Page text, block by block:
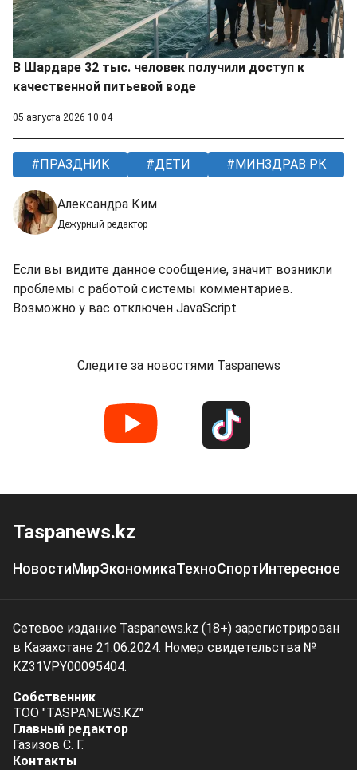
В Шардаре 32 тыс. человек получили доступ к
качественной питьевой воде
05 августа 2026 10:04
ПРАЗДНИК ДЕТИ МИНЗДРАВ РК
Александра Ким
Дежурный редактор
Если вы видите данное сообщение, значит возникли
проблемы с работой системы комментариев.
Возможно у вас отключен JavaScript
Следите за новостями Taspanews
Taspanews.kz
НовостиМирЭкономикаТехноСпортИнтересное
Сетевое издание Taspanews.kz (18+) зарегистрирован
в Казахстане 21.06.2024. Номер свидетельства №
KZ31VPY00095404.
Собственник
ТОО "TASPANEWS.KZ"
Главный редактор
Газизов С. Г.
Контакты